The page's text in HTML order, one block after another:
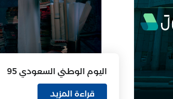
اليوم الوطني السعودي 95
قراءة المزيد